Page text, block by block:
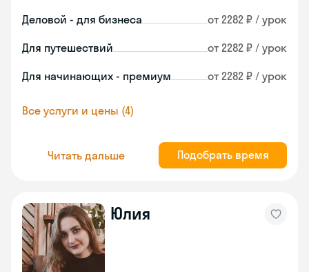
Деловой - для бизнеса от 2282 ₽ / урок
Для путешествий от 2282 ₽ / урок
Для начинающих - премиум от 2282 ₽ / урок
Все услуги и цены (4)
Читать дальше Подобрать время
Юлия